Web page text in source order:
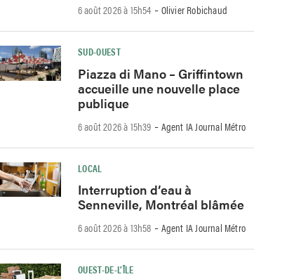
6 août 2026 à 15h54 -Olivier Robichaud
SUD-OUEST
Piazza di Mano – Griffintown
accueille une nouvelle place
publique
6 août 2026 à 15h39 -Agent IA Journal Métro
LOCAL
Interruption d’eau à
Senneville, Montréal blâmée
6 août 2026 à 13h58 -Agent IA Journal Métro
OUEST-DE-L’ÎLE